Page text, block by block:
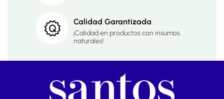
Calidad Garantizada
¡Calidad en productos con insumos
naturales!